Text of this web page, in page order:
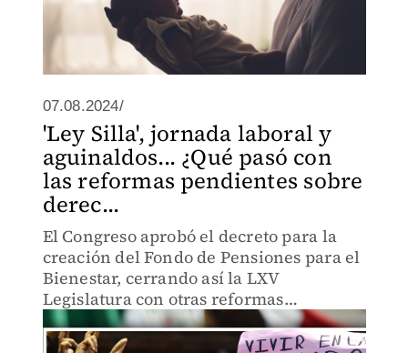
07.08.2024/
'Ley Silla', jornada laboral y
aguinaldos... ¿Qué pasó con
las reformas pendientes sobre
derec...
El Congreso aprobó el decreto para la
creación del Fondo de Pensiones para el
Bienestar, cerrando así la LXV
Legislatura con otras reformas
pendientes en materia de derechos de
las y los trabajadoras.